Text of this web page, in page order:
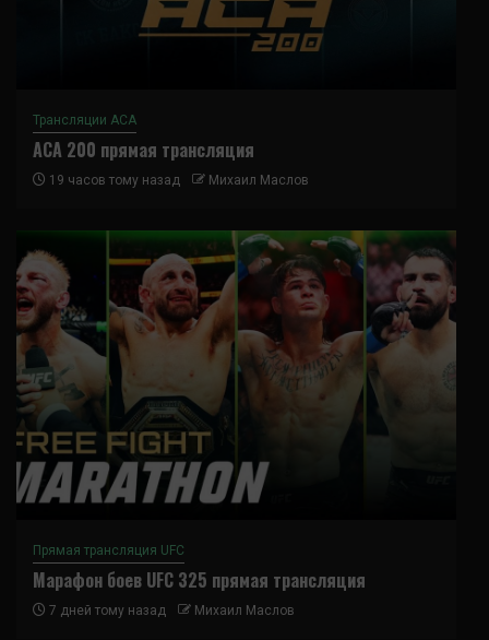
Трансляции ACA
ACA 200 прямая трансляция
19 часов тому назад Михаил Маслов
Прямая трансляция UFC
Марафон боев UFC 325 прямая трансляция
7 дней тому назад Михаил Маслов